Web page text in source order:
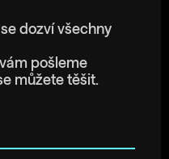
dozví všechny
pošleme
můžete těšit.